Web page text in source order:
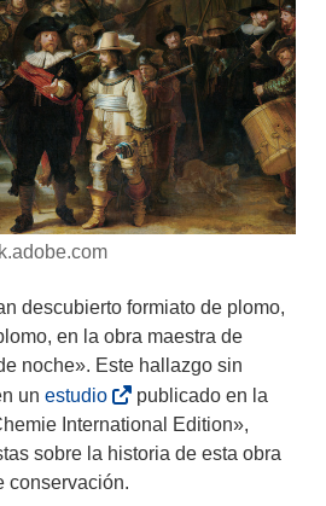
descubierto formiato de plomo,
en la obra maestra de
noche». Este hallazgo sin
un estudio(
s
e
a
publicado en la
International Edition»,
sobre la historia de esta obra
conservación.